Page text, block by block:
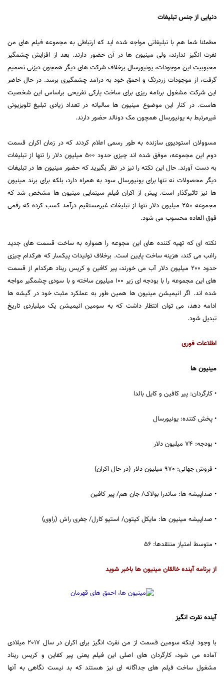
دنیایی از جنس تبلیغات
مطمئنا شما هم با تبلیغاتی مواجه شده اید که ارتباطی به مجموعه فیلم های من
نفرت انگیز ندارند، ولی مینیون ها در آن حضور دارند. بعد از افزایش چشمگیر
محبوبیت این موجودات، یونیورسال برخلاف شرکت های دیگر همچون دیزنی تصمیم
گرفت، از موجودات زردرنگ و احمق خود به درآمد چشمگیری برسد. در حال حاضر
این شرکت مشغول برنامه ریزی برای ساخت پارکی تفریحی براساس این شخصیت
هاست. در کنار این موضوع مینیون ها سالیانه در تعداد زیادی تبلیغ تلویزیونی
غیرمرتبط به یونیورسال همچون مک دونالد حضور دارند.
مسوولان استودیوی سازنده به طور رسمی اعلام کردند که در زمان اکران قسمت
دوم این مجموعه، موفق شده اند چیزی حدود 500 میلیون دلار را تنها از تبلیغات
به دست آورند. حال این نکته را نیز در نظر بگیرید که حضور مینیون ها در تبلیغات
دیگر محصولات نه تنها برای یونیورسال سود به همراه دارد، بلکه برای برند مینیون
ها نیز تاثیرگذار است. پیش از اکران فیلم سینمایی مینیون ها مشخص شد که
مجموعه 250 میلیون دلار تنها از تبلیغات غیرمستقیم درآمد کسب کرده که رقمی
فوق العاده محسوب می شود.
نکته ای که تهیه کننده های این مجوعه را همواره به ساخت قسمت های جدید
راغب می کند، هزینه ساخت پایین است. برخلاف تولیدات پیکسار که هرکدام چیزی
حدود 200 میلیون دلار آب می خورند، پیر کافین و کریس ریناد هرکدام از قسمت
های این مجموعه را با بودجه ای زیر 100 میلیون ساخته و با سودی چشمگیر مواجه
شده اند. اگر انیمیشن مینیون ها همین طور به عملکرد مثبت خود در گیشه ها
ادامه دهد، می توان انتظار داشت که به سومین انیمیشن یک میلیاردی تاریخ
تبدیل شود.
اطلاعات فوری
مینیون ها
• کارگردان: پیر کافین و کایل بالدا
• پخش کننده: یونیورسال
• بودجه: 74 میلیون دلار
• فروش جهانی: 970 میلیون دلار (در حال اکران)
• صداپیشه ها: ساندرا بولاک/ جان هم/ پیر کافین
• صداپیشه مینیون ها: مایکل کیتون/ استیو کارل/ جفری راش (راوی)
• متوسط امتیاز منتقدها: 56
از برنامه آینده خالقان مینیون ها باخبر شوید
آینده نفرت انگیز
با وجود اینکه سومین قسمت از من نفرت انگیز برای اکران در سال 2017 میلادی
آماده می شود، کارگردان های اصلی این فیلم یعنی پیر کفاین و کریس ریناد
مشغول ساخت فیلم های جداگانه ای نیز هستند که بد نیست نگاهی به آنها